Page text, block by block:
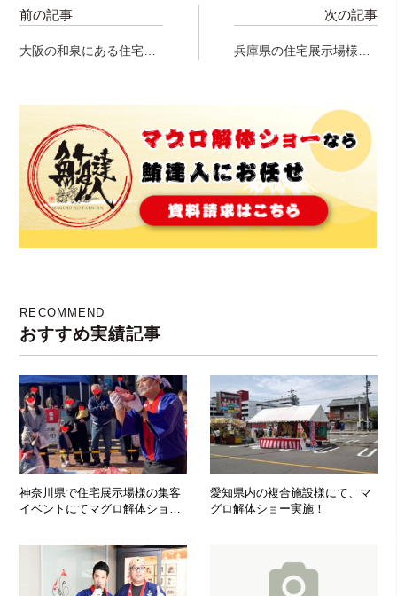
前の記事
大阪の和泉にある住宅展
次の記事
兵庫県の住宅展示場様に
RECOMMEND
おすすめ実績記事
神奈川県で住宅展示場様の集客
イベントにてマグロ解体ショー
愛知県内の複合施設様にて、マ
グロ解体ショー実施！